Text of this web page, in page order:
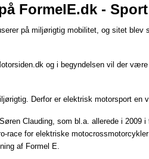
FormelE.dk -
på miljørigtig mobilitet, og sitet blev
og i begyndelsen vil der være
Derfor er elektrisk motorsport en
Clauding, som bl.a. allerede i 2009
race for elektriske
af Formel E.